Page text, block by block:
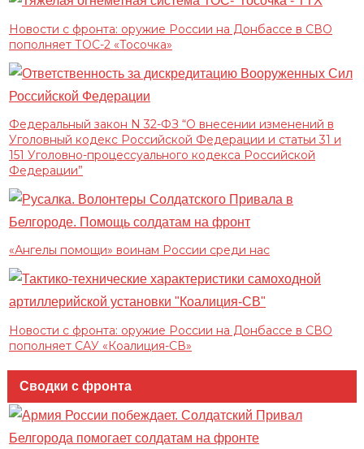
Новости с фронта: оружие России на Донбассе в СВО
пополняет ТОС-2 «Тосочка»
Федеральный закон N 32-ФЗ “О внесении изменений в
Уголовный кодекс Российской Федерации и статьи 31 и
151 Уголовно-процессуального кодекса Российской
Федерации”
«Ангелы помощи» воинам России среди нас
Новости с фронта: оружие России на Донбассе в СВО
пополняет САУ «Коалиция-СВ»
Сводки с фронта